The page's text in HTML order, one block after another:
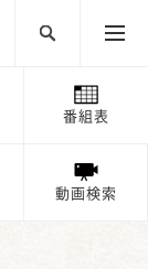
番組表
動画検索